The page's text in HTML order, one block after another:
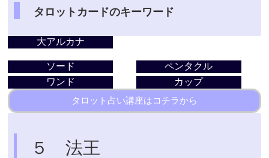
タロットカードのキーワード
大アルカナ
ソード
ペンタクル
ワンド
カップ
タロット占い講座はコチラから
５ 法王